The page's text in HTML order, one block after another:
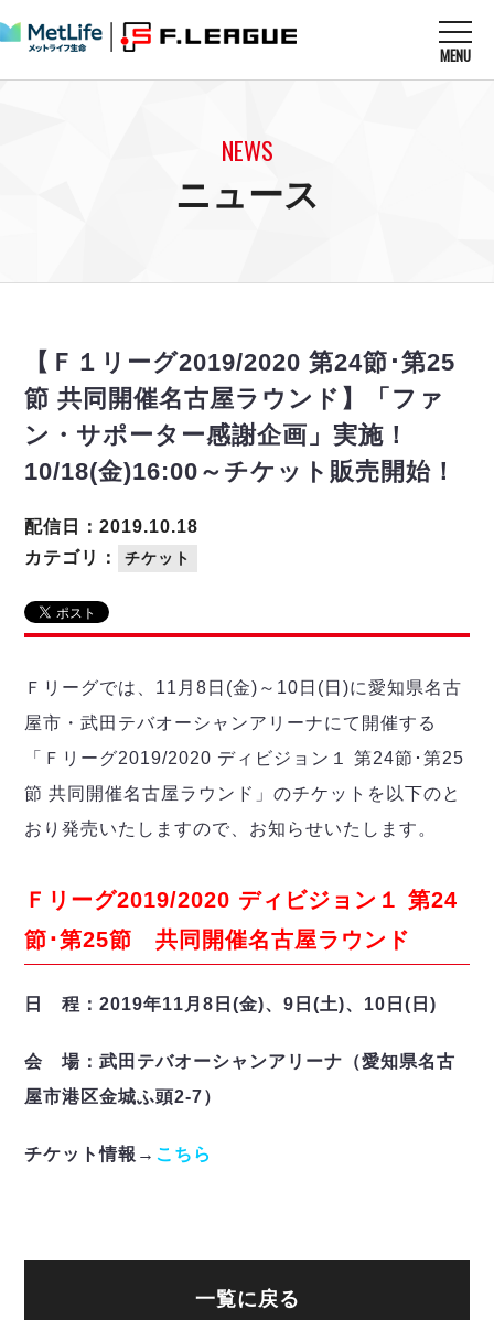
MENU
U-23選抜
メディア情報
フットサル日本代表
その他
戦績表
警告・退場・出場停止選手
個人ランキング｜ゴール
個人ランキング｜シュート
個人ランキング｜シュート成功率
メットライフ生命Ｆ２リーグ
試合日程
戦績表
警告・退場・出場停止選手
個人ランキング｜シュート
個人ランキング｜シュート成功率
個人ランキング｜第2PK
メットライフ生命Ｆリーグカップ 2026
試合日程・結果
アリーナ情報
過去の記録
エスポラーダ北海道
バルドラール浦安
フウガドールすみだ
しながわシティ
立川アスレティックFC
ペスカドーラ町田
湘南ベルマーレ
名古屋オーシャンズ
シュライカー大阪
バサジィ大分
メットライフ生命Ｆ２リーグ
ヴォスクオーレ仙台
マルバ水戸FC
Y．S．C．C．横浜
ヴィンセドール白山
アグレミーナ浜松
デウソン神戸
ミラクルスマイル新居浜
アリーナ情報 ARENA
リーグ概要
日本フットサルリーグについて
リーグ要項
クラブライセンス関連
過去の記録 ARCHIVE
過去の試合記録
ディビジョン1 試合記録
ディビジョン2 試合記録
Ｆリーグカップ 試合記録
リーグ統計データ
ハットトリック
担当審判員
エスポラーダ北海道
バルドラール浦安
フウガドールすみだ
立川アスレティックFC
ボアルース長野
ABeam AWARD
DIVISION 01
DIVISION02
NEWS
ニュース
【Ｆ１リーグ2019/2020 第24節･第25
節 共同開催名古屋ラウンド】「ファ
ン・サポーター感謝企画」実施！
10/18(金)16:00～チケット販売開始！
カテゴリ： チケット
配信日：2019.10.18
Ｆリーグでは、11月8日(金)～10日(日)に愛知県名古
屋市・武田テバオーシャンアリーナにて開催する
「Ｆリーグ2019/2020 ディビジョン１ 第24節･第25
節 共同開催名古屋ラウンド」のチケットを以下のと
おり発売いたしますので、お知らせいたします。
Ｆリーグ2019/2020 ディビジョン１ 第24
節･第25節 共同開催名古屋ラウンド
日 程：2019年11月8日(金)、9日(土)、10日(日)
会 場：武田テバオーシャンアリーナ（愛知県名古
屋市港区金城ふ頭2-7）
チケット情報→ こちら
一覧に戻る